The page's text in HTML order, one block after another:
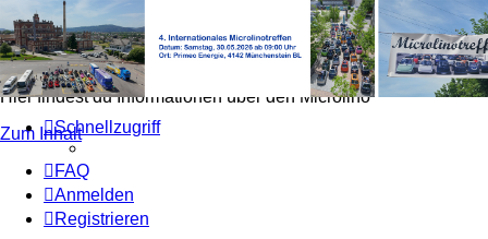
Microlino Forum
Hier findest du Informationen über den Microlino
Zum InhaltSchnellzugriff
FAQ
Anmelden
Registrieren